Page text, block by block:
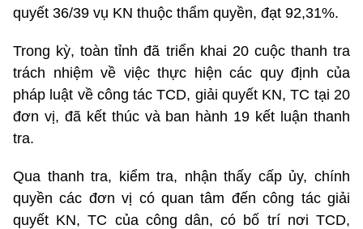
quyết 36/39 vụ KN thuộc thẩm quyền, đạt 92,31%.
Trong kỳ, toàn tỉnh đã triển khai 20 cuộc thanh tra
trách nhiệm về việc thực hiện các quy định của
pháp luật về công tác TCD, giải quyết KN, TC tại 20
đơn vị, đã kết thúc và ban hành 19 kết luận thanh
tra.
Qua thanh tra, kiểm tra, nhận thấy cấp ủy, chính
quyền các đơn vị có quan tâm đến công tác giải
quyết KN, TC của công dân, có bố trí nơi TCD,